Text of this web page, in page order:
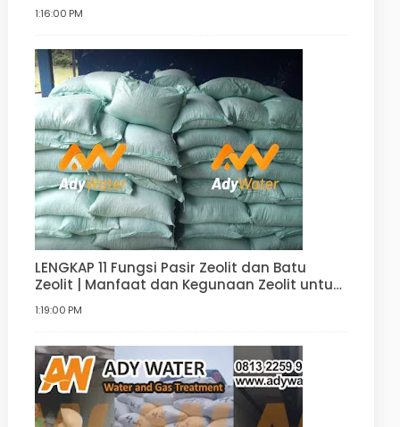
1:16:00 PM
LENGKAP 11 Fungsi Pasir Zeolit dan Batu
Zeolit | Manfaat dan Kegunaan Zeolit untuk
1:19:00 PM